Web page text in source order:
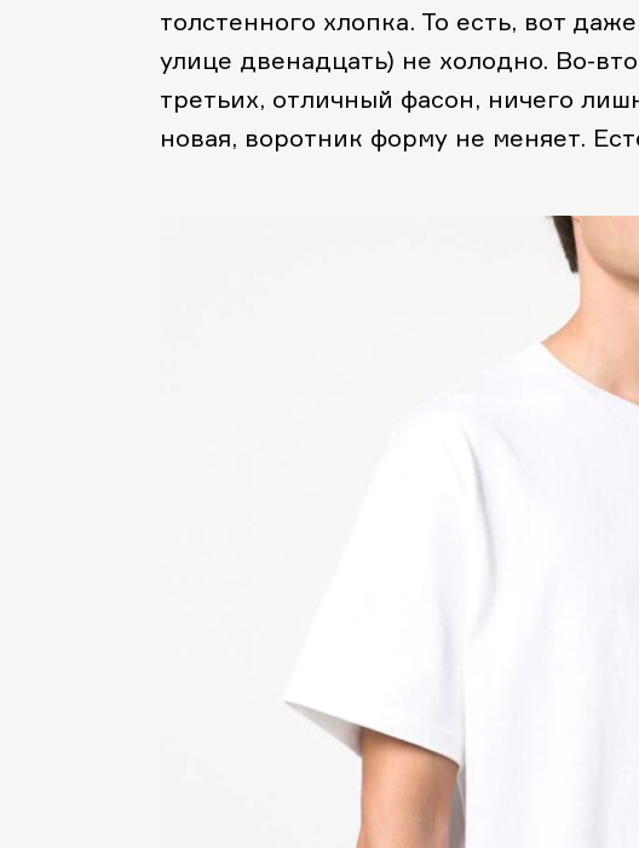
толстенного хлопка. То есть, вот
улице двенадцать) не холодно. Во-
третьих, отличный фасон, ничего
новая, воротник форму не меняет.